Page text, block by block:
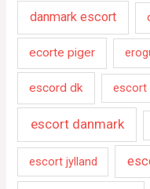
danmark escort
ecorte piger
escord dk escort
escort danmark
escort jylland